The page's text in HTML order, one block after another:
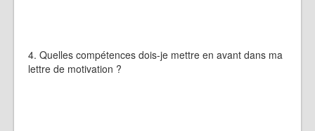
4. Quelles compétences dois-je mettre en avant dans ma
lettre de motivation ?